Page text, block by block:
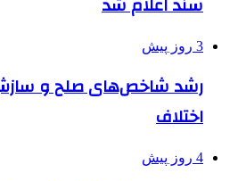
3 روز پیش
رشد شاخص‌های صلح و
اختلاف
4 روز پیش